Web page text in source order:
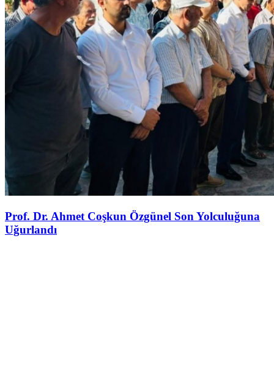
Prof. Dr. Ahmet Coşkun Özgünel Son Yolculuğuna
Uğurlandı